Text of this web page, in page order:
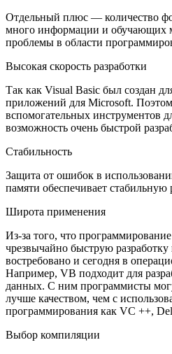
Отдельный плюс — количество
много информации и обучающих
проблемы в области
Высокая скорость разработки
Так как Visual Basic был создан
приложений для Microsoft.
вспомогательных инструментов
возможность очень быстрой
Стабильность
Защита от ошибок в
памяти обеспечивает
Широта применения
Из-за того, что
чрезвычайно быструю
востребовано и сегодня в
Например, VB подходит для
данных. С ним программисты
лучше качеством, чем с
программирования как VC ++,
Выбор компиляции